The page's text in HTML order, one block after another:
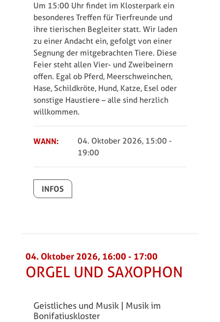
Um 15:00 Uhr findet im Klosterpark ein
besonderes Treffen für Tierfreunde und
ihre tierischen Begleiter statt. Wir laden
zu einer Andacht ein, gefolgt von einer
Segnung der mitgebrachten Tiere. Diese
Feier steht allen Vier- und Zweibeinern
offen. Egal ob Pferd, Meerschweinchen,
Hase, Schildkröte, Hund, Katze, Esel oder
sonstige Haustiere – alle sind herzlich
willkommen.
WANN: 04. Oktober 2026, 15:00 -
19:00
INFOS
04. Oktober 2026, 16:00 - 17:00
ORGEL UND SAXOPHON
Geistliches und Musik | Musik im
Bonifatiuskloster